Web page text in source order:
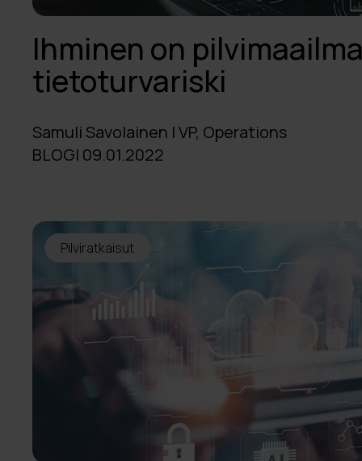
Ihminen on
tietoturvariski
Samuli Savolainen | VP, Operations
BLOGI 09.01.2022
Pilviratkaisut